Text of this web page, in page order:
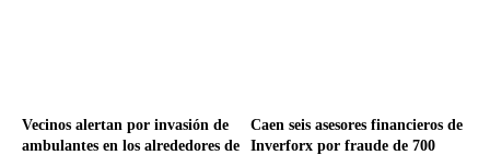
Vecinos alertan por invasión de
ambulantes en los alrededores de
Caen seis asesores financieros de
Inverforx por fraude de 700